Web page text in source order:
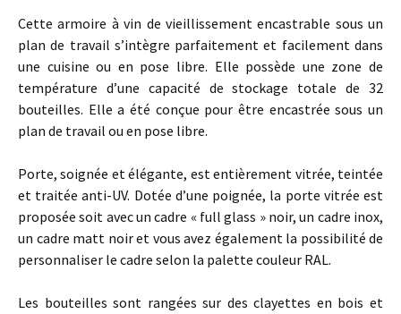
Cette armoire à vin de vieillissement encastrable sous un
plan de travail s’intègre parfaitement et facilement dans
une cuisine ou en pose libre. Elle possède une zone de
température d’une capacité de stockage totale de 32
bouteilles. Elle a été conçue pour être encastrée sous un
plan de travail ou en pose libre.
Porte, soignée et élégante, est entièrement vitrée, teintée
et traitée anti-UV. Dotée d’une poignée, la porte vitrée est
proposée soit avec un cadre « full glass » noir, un cadre inox,
un cadre matt noir et vous avez également la possibilité de
personnaliser le cadre selon la palette couleur RAL.
Les bouteilles sont rangées sur des clayettes en bois et